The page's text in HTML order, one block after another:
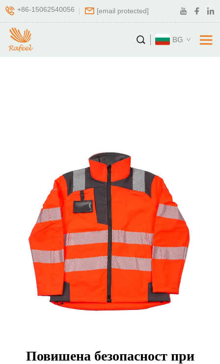
+86-15062540056 [email protected]
BG
Повишена безопасност при